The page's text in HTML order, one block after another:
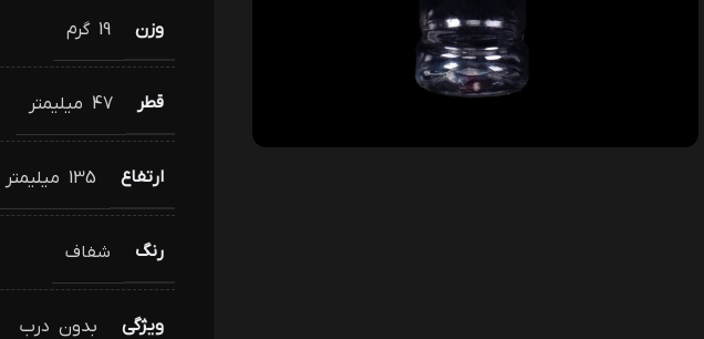
وزن 19 گرم
قطر 47 میلیمتر
ارتفاع 135 میلیمتر
رنگ شفاف
ویژگی بدون درب